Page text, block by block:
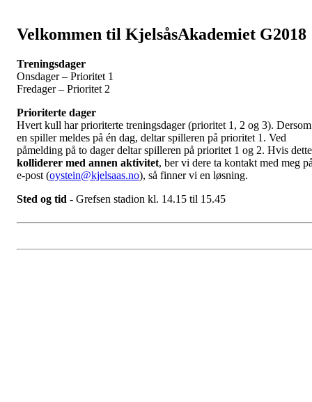
Velkommen til KjelsåsAkademiet G2018
Treningsdager
Onsdager – Prioritet 1
Fredager – Prioritet 2
Prioriterte dager
Hvert kull har prioriterte treningsdager (prioritet 1, 2 og 3). Dersom
en spiller meldes på én dag, deltar spilleren på prioritet 1. Ved
påmelding på to dager deltar spilleren på prioritet 1 og 2. Hvis dette
kolliderer med annen aktivitet, ber vi dere ta kontakt med meg
e-post (oystein@kjelsaas.no), så finner vi en løsning.
Sted og tid - Grefsen stadion kl. 14.15 til 15.45